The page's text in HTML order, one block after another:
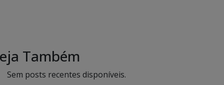
Também
Sem posts recentes disponíveis.